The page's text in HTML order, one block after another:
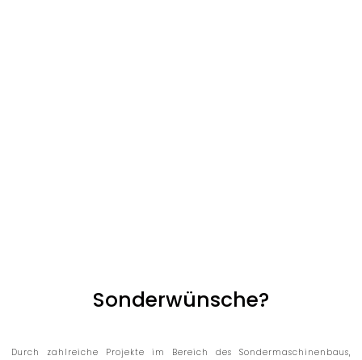
Sonderwünsche?
Durch zahlreiche Projekte im Bereich des Sondermaschinenbaus,